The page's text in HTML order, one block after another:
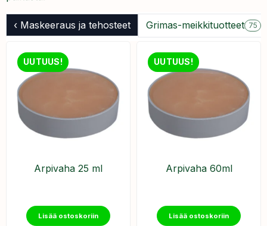
‹ Maskeeraus ja tehosteet Grimas-meikkituotteet 75
UUTUUS!
Arpivaha 25 ml
Lisää ostoskoriin
UUTUUS!
Arpivaha 60ml
Lisää ostoskoriin